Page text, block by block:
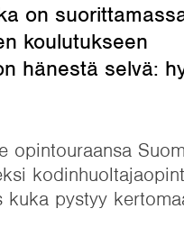
on
koulutukseen
hänestä selvä:
opintouraansa
pystyy